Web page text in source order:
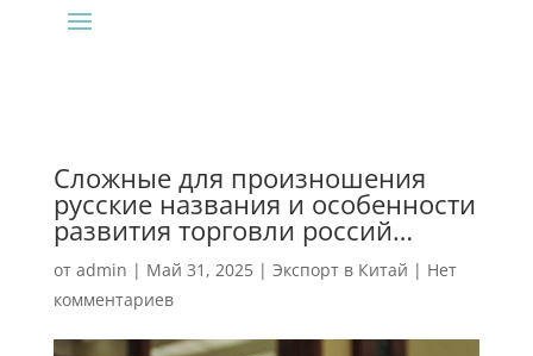
Сложные для произношения
русские названия и особенности
развития торговли россий…
от admin | Май 31, 2025| Экспорт в Китай | Нет
комментариев